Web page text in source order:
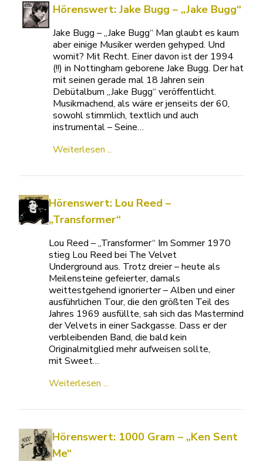
Hörenswert: Jake Bugg – „Jake Bugg“
Jake Bugg – „Jake Bugg“ Man glaubt es kaum
aber einige Musiker werden gehyped. Und
womit? Mit Recht. Einer davon ist der 1994
(!!) in Nottingham geborene Jake Bugg. Der hat
mit seinen gerade mal 18 Jahren sein
Debütalbum „Jake Bugg“ veröffentlicht.
Musikmachend, als wäre er jenseits der 60,
sowohl stimmlich, textlich und auch
instrumental – Seine…
Weiterlesen ...
Hörenswert: Lou Reed –
„Transformer“
Lou Reed – „Transformer“ Im Sommer 1970
stieg Lou Reed bei The Velvet
Underground aus. Trotz dreier – heute als
Meilensteine gefeierter, damals
weittestgehend ignorierter – Alben und einer
ausführlichen Tour, die den größten Teil des
Jahres 1969 ausfüllte, sah sich das Mastermind
der Velvets in einer Sackgasse. Dass er der
verbleibenden Band, die bald kein
Originalmitglied mehr aufweisen sollte,
mit Sweet…
Weiterlesen ...
Hörenswert: 1000 Gram – „Ken Sent
Me“